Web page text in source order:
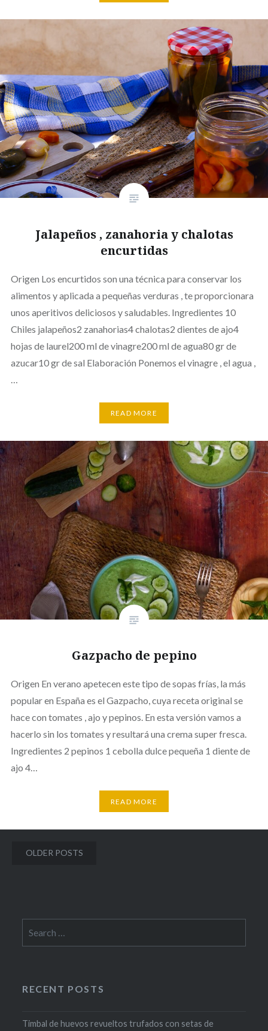
Jalapeños , zanahoria y chalotas
encurtidas
Origen Los encurtidos son una técnica para conservar los
alimentos y aplicada a pequeñas verduras , te proporcionara
unos aperitivos deliciosos y saludables. Ingredientes 10
Chiles jalapeños2 zanahorias4 chalotas2 dientes de ajo4
hojas de laurel200 ml de vinagre200 ml de agua80 gr de
azucar10 gr de sal Elaboración Ponemos el vinagre , el agua ,
READ MORE
Gazpacho de pepino
Origen En verano apetecen este tipo de sopas frías, la más
popular en España es el Gazpacho, cuya receta original se
hace con tomates , ajo y pepinos. En esta versión vamos a
hacerlo sin los tomates y resultará una crema super fresca.
Ingredientes 2 pepinos 1 cebolla dulce pequeña 1 diente de
ajo 4…
READ MORE
Posts
OLDER POSTS
for:
RECENT POSTS
Timbal de huevos revueltos trufados con setas de